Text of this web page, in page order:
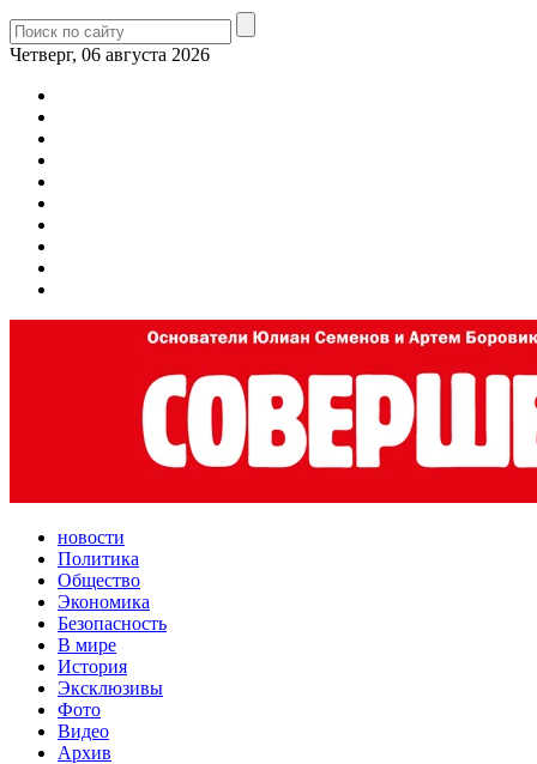
Четверг, 06 августа 2026
новости
Политика
Общество
Экономика
Безопасность
В мире
История
Эксклюзивы
Фото
Видео
Архив